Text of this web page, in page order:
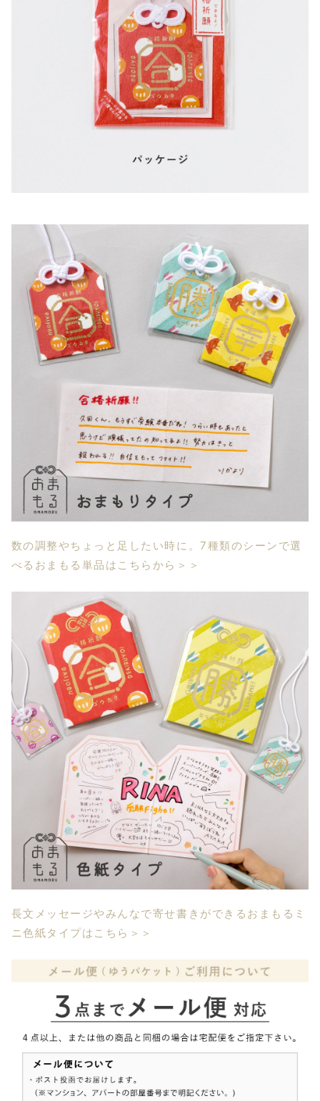
数の調整やちょっと足したい時に。7種類のシーンで選
べるおまもる単品はこちらから＞＞
長文メッセージやみんなで寄せ書きができるおまもるミ
ニ色紙タイプはこちら＞＞